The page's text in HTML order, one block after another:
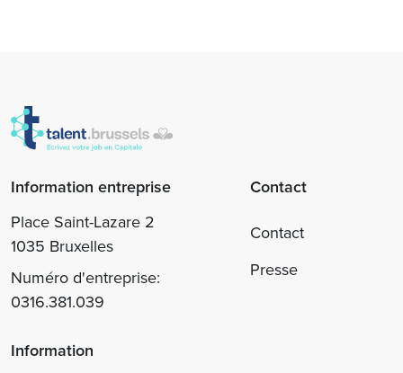
Information entreprise
Place Saint-Lazare 2
1035 Bruxelles
Numéro d'entreprise:
0316.381.039
Contact
Contact
Presse
Information